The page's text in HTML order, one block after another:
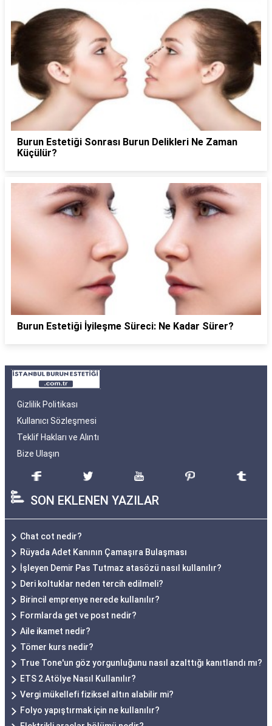
Burun Estetiği Sonrası Burun Delikleri Ne Zaman
Küçülür?
Burun Estetiği İyileşme Süreci: Ne Kadar Sürer?
Gizlilik Politikası
Kullanıcı Sözleşmesi
Teklif Hakları ve Alıntı
Bize Ulaşın
SON EKLENEN YAZILAR
Chat cot nedir?
Rüyada Adet Kanının Çamaşıra Bulaşması
İşleyen Demir Pas Tutmaz atasözü nasıl kullanılır?
Deri koltuklar neden tercih edilmeli?
Birincil emprenye nerede kullanılır?
Formlarda get ve post nedir?
Aile ikamet nedir?
Tömer kurs nedir?
True Tone'un göz yorgunluğunu nasıl azalttığı kanıtlandı mı?
ETS 2 Atölye Nasıl Kullanılır?
Vergi mükellefi fiziksel altın alabilir mi?
Folyo yapıştırmak için ne kullanılır?